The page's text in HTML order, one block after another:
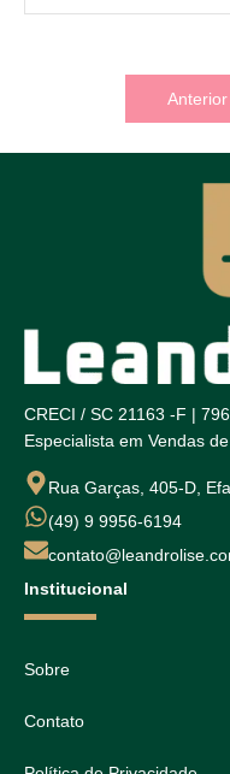
Anterior
CRECI / SC 21163 -F |
Especialista em Vendas
Rua Garças, 405-D,
(49) 9 9956-6194
Institucional
Sobre
Contato